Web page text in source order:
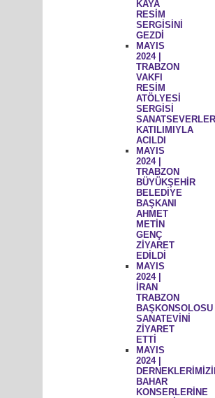
KAYA
RESİM
SERGİSİNİ
GEZDİ
MAYIS
2024 |
TRABZON
VAKFI
RESİM
ATÖLYESİ
SERGİSİ
KATILIMIYLA
ACILDI
MAYIS
2024 |
TRABZON
BÜYÜKŞEHİR
BELEDİYE
BAŞKANI
AHMET
METİN
GENÇ
ZİYARET
EDİLDİ
MAYIS
2024 |
İRAN
TRABZON
BAŞKONSOLOSU
SANATEVİNİ
ZİYARET
ETTİ
MAYIS
2024 |
BAHAR
KONSERLERİNE